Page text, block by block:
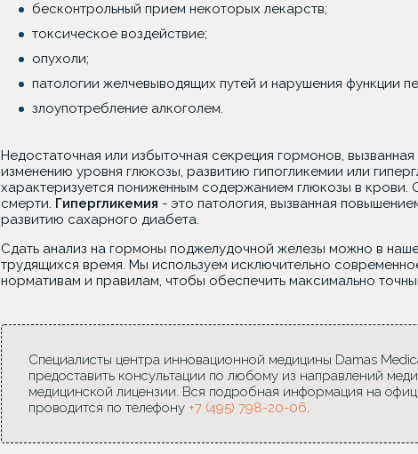
бесконтрольный прием некоторых лекарств;
токсическое воздействие;
опухоли;
патологии желчевыводящих путей и нарушения функции
злоупотребление алкоголем.
Недостаточная или избыточная секреция гормонов,
изменению уровня глюкозы, развитию гипогликемии или
характеризуется пониженным содержанием глюкозы в
смерти. Гипергликемия - это патология, вызванная
развитию сахарного диабета.
Сдать анализ на гормоны поджелудочной железы можно в
трудящихся время. Мы используем исключительно
нормативам и правилам, чтобы обеспечить максимально
Специалисты центра инновационной медицины Damas
предоставить консультации по любому из направлений
медицинской лицензии. Вся подробная информация на
проводится по телефону +7 (495) 798-20-06.